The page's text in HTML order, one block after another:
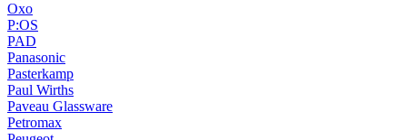
Oxo
P:OS
PAD
Panasonic
Pasterkamp
Paul Wirths
Paveau Glassware
Petromax